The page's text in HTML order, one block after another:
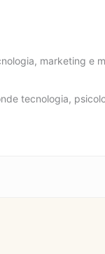
marketing
tecnologia,